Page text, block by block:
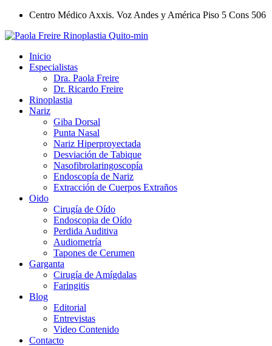
contenido
Centro Médico Axxis. Voz Andes y América Piso 5 Cons 506
Inicio
Especialistas
Dra. Paola Freire
Dr. Ricardo Freire
Rinoplastia
Nariz
Giba Dorsal
Punta Nasal
Nariz Hiperproyectada
Desviación de Tabique
Nasofibrolaringoscopía
Endoscopía de Nariz
Extracción de Cuerpos Extraños
Oido
Cirugía de Oído
Endoscopia de Oído
Perdida Auditiva
Audiometría
Tapones de Cerumen
Garganta
Cirugía de Amígdalas
Faringitis
Blog
Editorial
Entrevistas
Video Contenido
Contacto